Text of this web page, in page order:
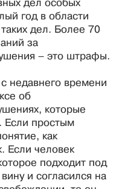
дел особых
год в области
дел. Более 70
за
– это штрафы.
недавнего времени
об
которые
Если простым
как
Если человек
подходит под
и согласился на